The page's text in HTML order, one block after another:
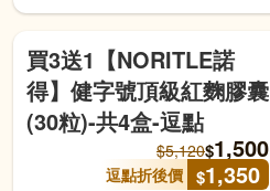
買3送1【NORITLE諾
得】健字號頂級紅麴膠囊
(30粒)-共4盒-逗點
$5,120$1,500
逗點折後價 $1,350